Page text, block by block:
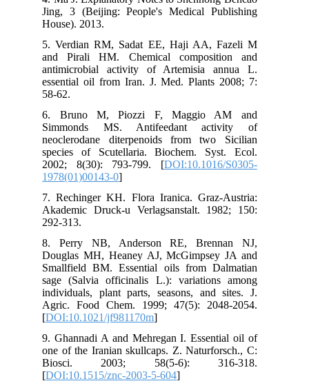
Jing, 3 (Beijing: People's Medical Publishing
House). 2013.
5. Verdian RM, Sadat EE, Haji AA, Fazeli M
and Pirali HM. Chemical composition and
antimicrobial activity of Artemisia annua L.
essential oil from Iran. J. Med. Plants 2008; 7:
58-62.
6. Bruno M, Piozzi F, Maggio AM and
Simmonds MS. Antifeedant activity of
neoclerodane diterpenoids from two Sicilian
species of Scutellaria. Biochem. Syst. Ecol.
2002; 8(30): 793-799. [DOI:10.1016/S0305-
1978(01)00143-0
7. Rechinger KH. Flora Iranica. Graz-Austria:
Akademic Druck-u Verlagsanstalt. 1982; 150:
292-313.
8. Perry NB, Anderson RE, Brennan NJ,
Douglas MH, Heaney AJ, McGimpsey JA and
Smallfield BM. Essential oils from Dalmatian
sage (Salvia officinalis L.): variations among
individuals, plant parts, seasons, and sites. J.
Agric. Food Chem. 1999; 47(5): 2048-2054.
[DOI:10.1021/jf981170m
9. Ghannadi A and Mehregan I. Essential oil of
one of the Iranian skullcaps. Z. Naturforsch., C:
Biosci. 2003; 58(5-6): 316-318.
[DOI:10.1515/znc-2003-5-604